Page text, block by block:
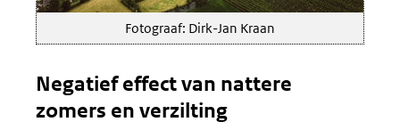
Fotograaf: Dirk-Jan Kraan
Negatief effect van nattere
zomers en verzilting